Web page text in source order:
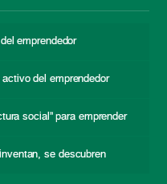
emprendedor
del emprendedor
social” para emprender
se descubren